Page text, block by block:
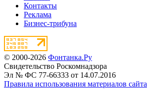
Контакты
Реклама
Бизнес-трибуна
© 2000-2026 Фонтанка.Ру
Свидетельство Роскомнадзора
Эл № ФС 77-66333 от 14.07.2016
Правила использования материалов сайта